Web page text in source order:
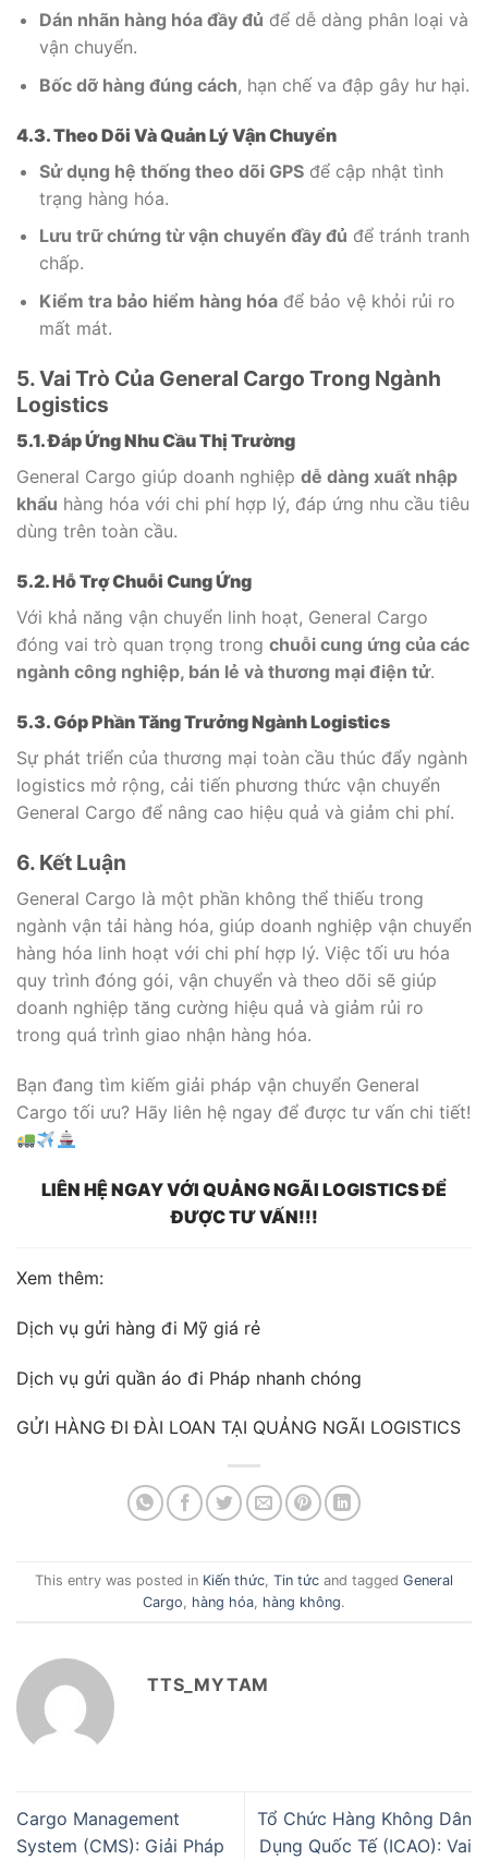
Dán nhãn hàng hóa đầy đủ để dễ dàng phân loại và
vận chuyển.
Bốc dỡ hàng đúng cách, hạn chế va đập gây hư hại.
4.3. Theo Dõi Và Quản Lý Vận Chuyển
Sử dụng hệ thống theo dõi GPSđể cập nhật tình
trạng hàng hóa.
Lưu trữ chứng từ vận chuyển đầy đủ để tránh tranh
chấp.
Kiểm tra bảo hiểm hàng hóađể bảo vệ khỏi rủi ro
mất mát.
5. Vai Trò Của General Cargo Trong Ngành
Logistics
5.1. Đáp Ứng Nhu Cầu Thị Trường
General Cargo giúp doanh nghiệp dễ dàng xuất nhập
khẩu hàng hóa với chi phí hợp lý, đáp ứng nhu cầu tiêu
dùng trên toàn cầu.
5.2. Hỗ Trợ Chuỗi Cung Ứng
Với khả năng vận chuyển linh hoạt, General Cargo
đóng vai trò quan trọng trong chuỗi cung ứng của các
ngành công nghiệp, bán lẻ và thương mại điện tử.
5.3. Góp Phần Tăng Trưởng Ngành Logistics
Sự phát triển của thương mại toàn cầu thúc đẩy ngành
logistics mở rộng, cải tiến phương thức vận chuyển
General Cargo để nâng cao hiệu quả và giảm chi phí.
6. Kết Luận
General Cargo là một phần không thể thiếu trong
ngành vận tải hàng hóa, giúp doanh nghiệp vận chuyển
hàng hóa linh hoạt với chi phí hợp lý. Việc tối ưu hóa
quy trình đóng gói, vận chuyển và theo dõi sẽ giúp
doanh nghiệp tăng cường hiệu quả và giảm rủi ro
trong quá trình giao nhận hàng hóa.
Bạn đang tìm kiếm giải pháp vận chuyển General
Cargo tối ưu? Hãy liên hệ ngay để được tư vấn chi tiết!
LIÊN HỆ NGAY VỚI QUẢNG NGÃI LOGISTICS ĐỂ
ĐƯỢC TƯ VẤN!!!
Xem thêm:
Dịch vụ gửi hàng đi Mỹ giá rẻ
Dịch vụ gửi quần áo đi Pháp nhanh chóng
GỬI HÀNG ĐI ĐÀI LOAN TẠI QUẢNG NGÃI LOGISTICS
This entry was posted in Kiến thức Tin tức and tagged General
Cargo
hàng hóa hàng không.
TTS_MYTAM
Cargo Management
System (CMS): Giải Pháp
Tổ Chức Hàng Không Dân
Dụng Quốc Tế (ICAO): Vai